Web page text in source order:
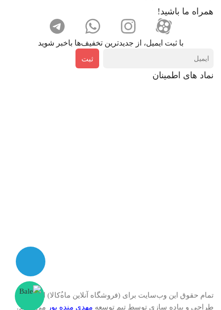
همراه ما باشید!
با ثبت ایمیل، از جدید‌ترین تخفیف‌ها با‌خبر شوید
ثبت
نماد های اطمینان
تمام حقوق اين وب‌سايت برای (فروشگاه آنلاین ماه‌‌‌‌‌‌ُکالا) است -
طراحی و پیاده سازی توسط تیم توسعه مهدی منده پور می باشد.